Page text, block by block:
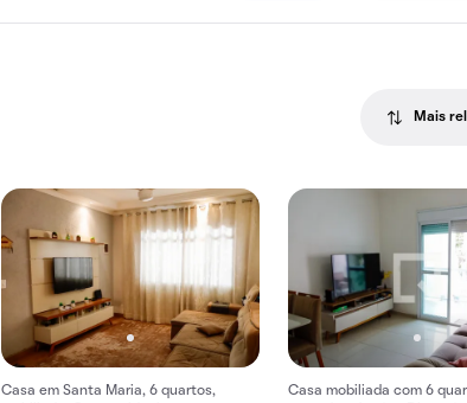
Mais
Casa em Santa Maria, 6 quartos,
Casa mobiliada com 6